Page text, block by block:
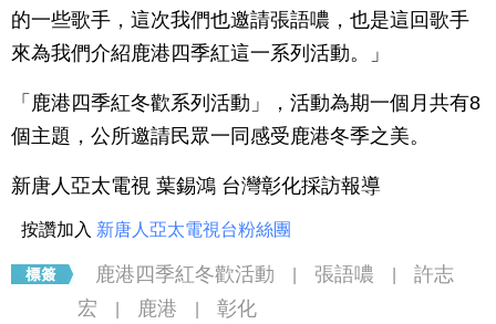
的一些歌手，這次我們也邀請張語噥，也是這回歌手
來為我們介紹鹿港四季紅這一系列活動。」
「鹿港四季紅冬歡系列活動」，活動為期一個月共有8
個主題，公所邀請民眾一同感受鹿港冬季之美。
新唐人亞太電視 葉錫鴻 台灣彰化採訪報導
按讚加入 新唐人亞太電視台粉絲團
鹿港四季紅冬歡活動 張語噥
許志
宏
鹿港 彰化